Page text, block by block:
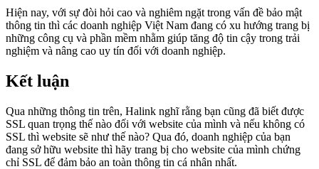
Hiện nay, với sự đòi hỏi cao và nghiêm ngặt trong vấn đề bảo mật
thông tin thì các doanh nghiệp Việt Nam đang có xu hướng trang bị
những công cụ và phần mềm nhằm giúp tăng độ tin cậy trong trải
nghiệm và nâng cao uy tín đối với doanh nghiệp.
Kết luận
Qua những thông tin trên, Halink nghĩ rằng bạn cũng đã biết được
SSL quan trọng thế nào đối với website của mình và nếu không có
SSL thì website sẽ như thế nào? Qua đó, doanh nghiệp của bạn
đang sở hữu website thì hãy trang bị cho website của mình chứng
chỉ SSL để đảm bảo an toàn thông tin cá nhân nhất.